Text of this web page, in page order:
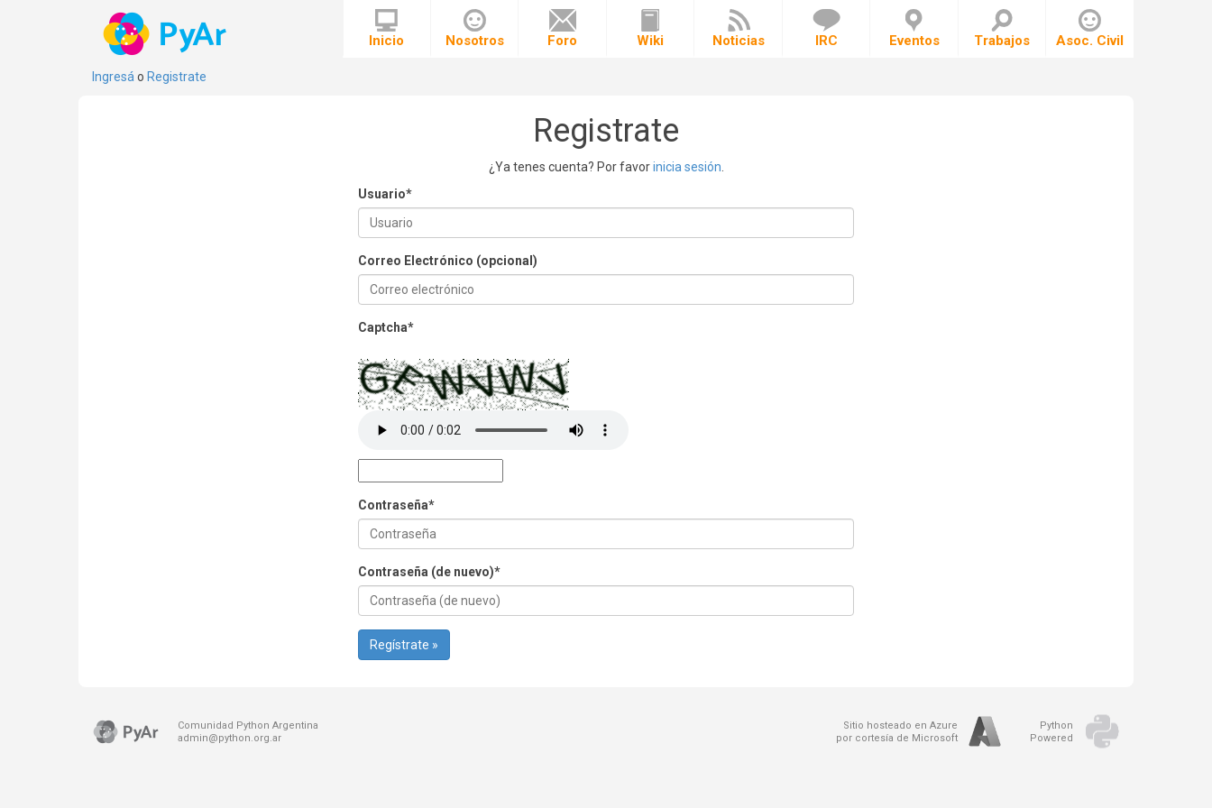
Ingresá o Registrate
Inicio Nosotros Foro Wiki Noticias IRC Eventos Trabajos Asoc. Civil
Registrate
¿Ya tenes cuenta? Por favorinicia sesión
Usuario*
Correo Electrónico (opcional)
Captcha*
Contraseña*
Contraseña (de nuevo)*
Regístrate »
Comunidad Python Argentina
admin@python.org.ar
Sitio hosteado en Azure
por cortesía de Microsoft
Python
Powered